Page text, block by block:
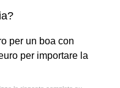
per un boa con
per importare la